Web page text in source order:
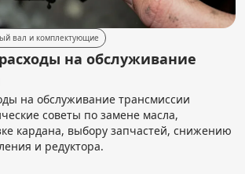
вал и комплектующие
на обслуживание
на обслуживание трансмиссии
советы по замене масла,
кардана, выбору запчастей, снижению
и редуктора.